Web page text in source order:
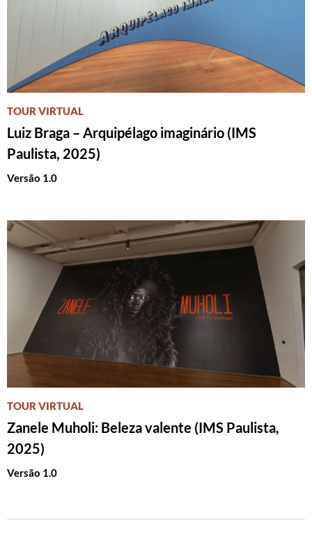
TOUR VIRTUAL
Luiz Braga – Arquipélago imaginário (IMS
Paulista, 2025)
Versão 1.0
TOUR VIRTUAL
Zanele Muholi: Beleza valente (IMS Paulista,
2025)
Versão 1.0